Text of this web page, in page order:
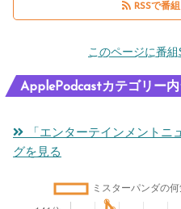
RSSで番
このページに番
ApplePodcastカテゴリー
「エンターテインメントニ
グを見る